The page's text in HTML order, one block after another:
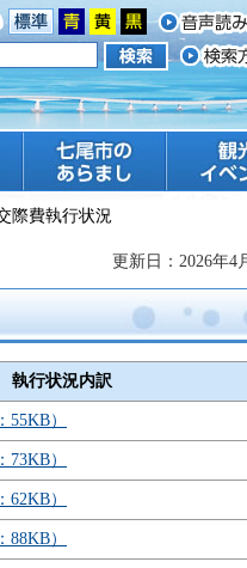
七尾市のあらまし 観光 イベ
際費執行状況
更新日：2026年4
執行状況内訳
55KB）
73KB）
62KB）
88KB）